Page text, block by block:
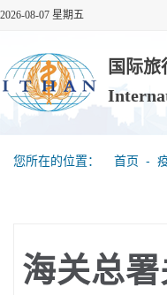
2026-08-07 星期五
国际旅
您所在的位置： 首页 ‐
海关总